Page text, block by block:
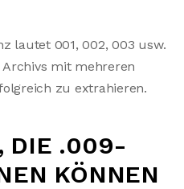
lautet 001, 002, 003 usw.
Archivs mit mehreren
zu extrahieren.
DIE .009-
KÖNNEN